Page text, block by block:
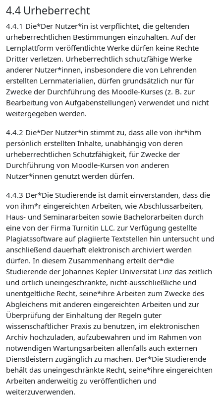
4.4 Urheberrecht
4.4.1 Die*Der Nutzer*in ist verpflichtet, die geltenden
urheberrechtlichen Bestimmungen einzuhalten. Auf der
Lernplattform veröffentlichte Werke dürfen keine Rechte
Dritter verletzen. Urheberrechtlich schutzfähige Werke
anderer Nutzer*innen, insbesondere die von Lehrenden
erstellten Lernmaterialien, dürfen grundsätzlich nur für
Zwecke der Durchführung des Moodle-Kurses (z. B. zur
Bearbeitung von Aufgabenstellungen) verwendet und nicht
weitergegeben werden.
4.4.2 Die*Der Nutzer*in stimmt zu, dass alle von ihr*ihm
persönlich erstellten Inhalte, unabhängig von deren
urheberrechtlichen Schutzfähigkeit, für Zwecke der
Durchführung von Moodle-Kursen von anderen
Nutzer*innen genutzt werden dürfen.
4.4.3 Der*Die Studierende ist damit einverstanden, dass die
von ihm*r eingereichten Arbeiten, wie Abschlussarbeiten,
Haus- und Seminararbeiten sowie Bachelorarbeiten durch
eine von der Firma Turnitin LLC. zur Verfügung gestellte
Plagiatssoftware auf plagiierte Textstellen hin untersucht und
anschließend dauerhaft elektronisch archiviert werden
dürfen. In diesem Zusammenhang erteilt der*die
Studierende der Johannes Kepler Universität Linz das zeitlich
und örtlich uneingeschränkte, nicht-ausschließliche und
unentgeltliche Recht, seine*ihre Arbeiten zum Zwecke des
Abgleichens mit anderen eingereichten Arbeiten und zur
Überprüfung der Einhaltung der Regeln guter
wissenschaftlicher Praxis zu benutzen, im elektronischen
Archiv hochzuladen, aufzubewahren und im Rahmen von
notwendigen Wartungsarbeiten allenfalls auch externen
Dienstleistern zugänglich zu machen. Der*Die Studierende
behält das uneingeschränkte Recht, seine*ihre eingereichten
Arbeiten anderweitig zu veröffentlichen und
weiterzuverwenden.